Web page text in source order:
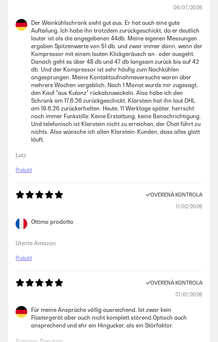
06/07/2026
Der Weinkühlschrank sieht gut aus. Er hat auch eine gute
Aufteilung. Ich habe ihn trotzdem zurückgeschickt, da er deutlich
lauter ist als die angegebenen 44db. Meine eigenen Messungen
ergaben Spitzenwerte von 51 db, und zwar immer dann, wenn der
Kompressor mit einem lauten Klickgeräusch an- oder ausgeht.
Danach geht es über 48 db und 47 db langsam zurück bis auf 42
db. Und der Kompressor ist sehr häufig zum Nachkühlen
angesprungen. Meine Kontaktaufnahmeversuche waren über
mehrere Wochen vergeblich. Nach 1 Monat wurde mir zugesagt,
den Kauf "aus Kulanz" rückabzuwickeln. Also habe ich den
Schrank am 17.6.26 zurückgeschickt, Klarstein hat ihn laut DHL
am 19.6.26 zurückerhalten. Heute, 11 Werktage später, herrscht
noch immer Funkstille: Keine Erstattung, keine Benachrichtigung.
Und telefonisch ist Klarstein nicht zu erreichen, der Chat führt zu
nichts. Also wünsche ich allen Klarstein-Kunden, dass alles glatt
läuft.
Lutz
Preložiť
OVERENÁ KONTROLA
11/02/2026
Ottimo prodotto
Utente Amazon
Preložiť
OVERENÁ KONTROLA
27/01/2026
Für meine Ansprüche völlig ausreichend. Ist zwar kein
Flüstergerät aber auch nicht komplett störend.Optisch auch
ansprechend und ehr ein Hingucker, als ein Störfaktor.